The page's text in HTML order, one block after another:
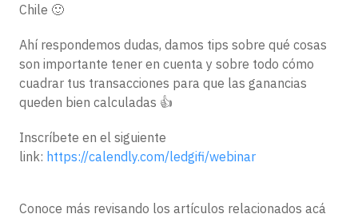
Chile 🙂
Ahí respondemos dudas, damos tips sobre qué cosas
son importante tener en cuenta y sobre todo cómo
cuadrar tus transacciones para que las ganancias
queden bien calculadas 👍
Inscríbete en el siguiente
link: https://calendly.com/ledgifi/webinar
Conoce más revisando los artículos relacionados acá